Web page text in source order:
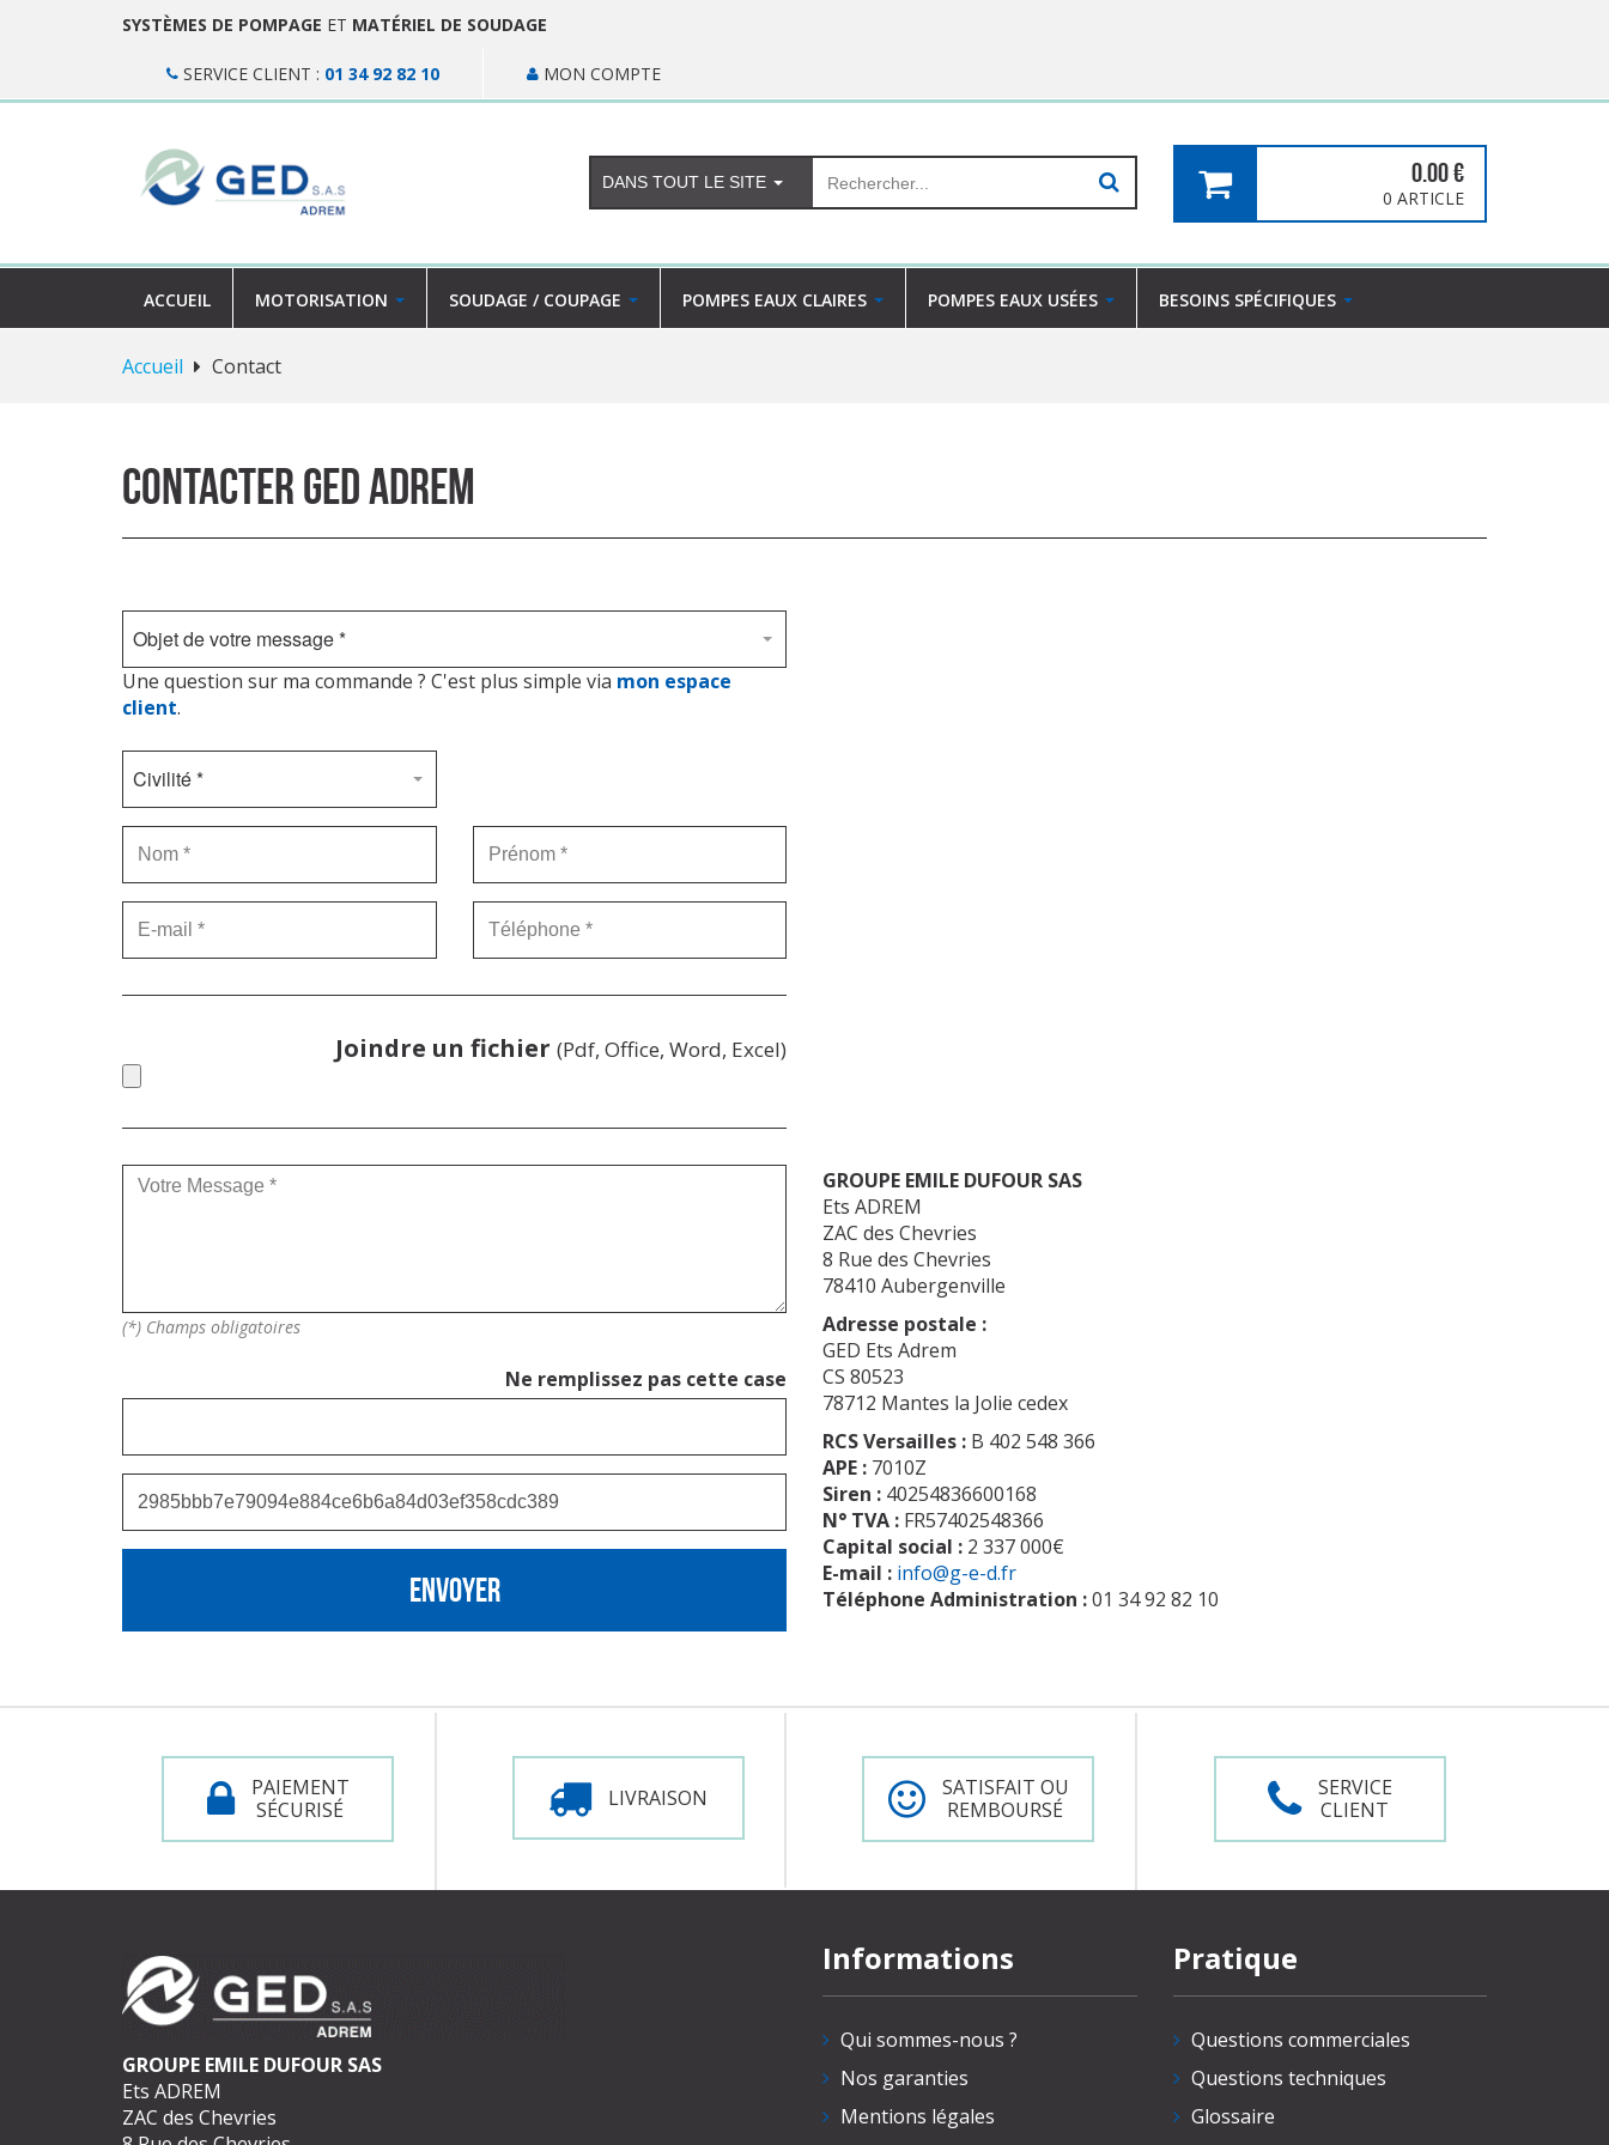
SYSTÈMES DE POMPAGE ET MATÉRIEL DE SOUDAGE
SERVICE CLIENT : 01 34 92 82 10 MON COMPTE
0.00€
0 ARTICLE
DANS TOUT LE SITE
ACCUEIL MOTORISATION SOUDAGE / COUPAGE POMPES EAUX CLAIRES POMPES EAUX USÉES BESOINS SPÉCIFIQUES
Accueil Contact
Contacter GED ADREM
votre
message
Objet de votre message *
Une question sur ma commande ? C'est plus simple via mon espace
client.
Civilité *
mail*
Joindre un fichier (Pdf, Office, Word, Excel)
Votre
(*) Champs obligatoires
Ne remplissez pas cette case
ENVOYER
GROUPE EMILE DUFOUR SAS
Ets ADREM
ZAC des Chevries
8 Rue des Chevries
78410 Aubergenville
Adresse postale :
GED Ets Adrem
CS 80523
78712 Mantes la Jolie cedex
RCS Versailles : B 402 548 366
APE : 7010Z
Siren : 40254836600168
N° TVA : FR57402548366
Capital social : 2 337 000€
E-mail : info@g-e-d.fr
Téléphone Administration :01 34 92 82 10
PAIEMENT
SÉCURISÉ
LIVRAISON
SATISFAIT OU
REMBOURSÉ
SERVICE
CLIENT
GROUPE EMILE DUFOUR SAS
Ets ADREM
ZAC des Chevries
Informations
Qui sommes-nous ?
Nos garanties
Mentions légales
Pratique
Questions commerciales
Questions techniques
Glossaire